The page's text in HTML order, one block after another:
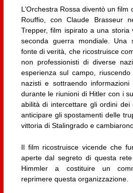
L’Orchestra Rossa diventò un
Rouffio, con Claude Brasseur
Trepper, film ispirato a una storia
seconda guerra mondiale. Una
fonte di verità, che ricostruisce
non professionisti di diverse
esperienza sul campo,
nazisti e sottraendo informazioni
durante le riunioni di Hitler con i
abilità di intercettare gli ordini
anticipare gli spostamenti delle
vittoria di Stalingrado e
Il film ricostruisce vicende che
aperte dal segreto di questa
Himmler a costituire un
reprimere questa organizzazione.